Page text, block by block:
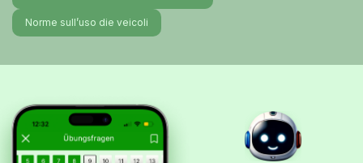
Norme sull’uso die veicoli